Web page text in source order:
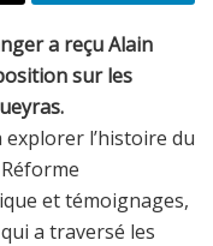
a reçu Alain
sur les
l’histoire du
et témoignages,
a traversé les